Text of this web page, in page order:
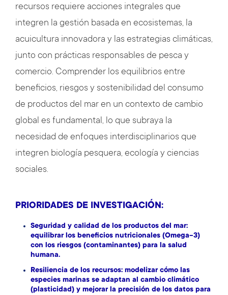
recursos requiere acciones integrales que
integren la gestión basada en ecosistemas, la
acuicultura innovadora y las estrategias climáticas,
junto con prácticas responsables de pesca y
comercio. Comprender los equilibrios entre
beneficios, riesgos y sostenibilidad del consumo
de productos del mar en un contexto de cambio
global es fundamental, lo que subraya la
necesidad de enfoques interdisciplinarios que
integren biología pesquera, ecología y ciencias
sociales.
PRIORIDADES DE INVESTIGACIÓN:
Seguridad y calidad de los productos del mar:
equilibrar los beneficios nutricionales (Omega-3)
con los riesgos (contaminantes) para la salud
humana.
Resiliencia de los recursos: modelizar cómo las
especies marinas se adaptan al cambio climático
(plasticidad) y mejorar la precisión de los datos para